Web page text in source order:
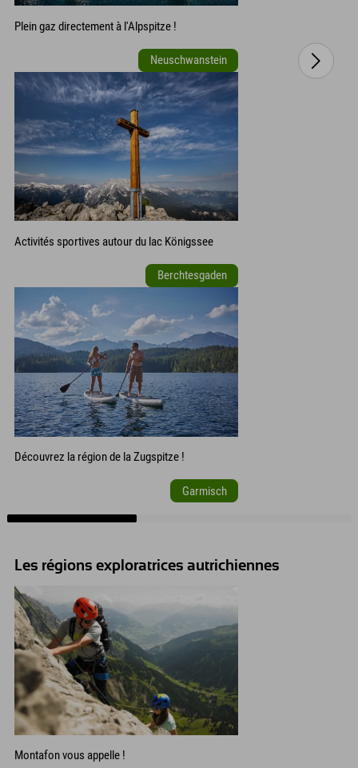
Plein gaz directement à l'Alpspitze !
Neuschwanstein
Activités sportives autour du lac Königssee
Berchtesgaden
Découvrez la région de la Zugspitze !
Garmisch
Les régions exploratrices autrichiennes
Montafon vous appelle !